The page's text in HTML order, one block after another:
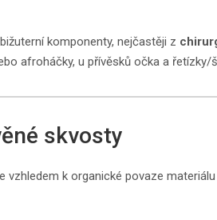
komponenty, nejčastěji z
afroháčky, u přívěsků očka a řetízky/
skvosty
vzhledem k organické povaze